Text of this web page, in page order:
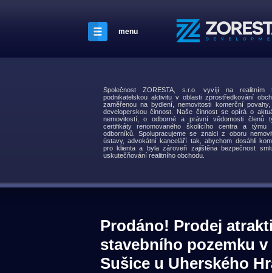
menu
Společnost ZORESTA, s.r.o. vyvíjí na
podnikatelskou aktivitu v oblasti zprostředkování
zaměřenou na bydlení, nemovitosti komerční
developerskou činnost. Naše činnost se opírá o
nemovitostí, o odborné a právní vědomosti členů
certifikáty renomovaného školícího centra a týmu
odborníků. Spolupracujeme se znalci z oboru
ústavy, advokátní kanceláří tak, abychom dosáhli
pro klienta a byla zároveň zajištěna bezpečnost
uskutečňování realitního obchodu.
Prodáno! Prodej
stavebního pozemku
Sušice u Uherského